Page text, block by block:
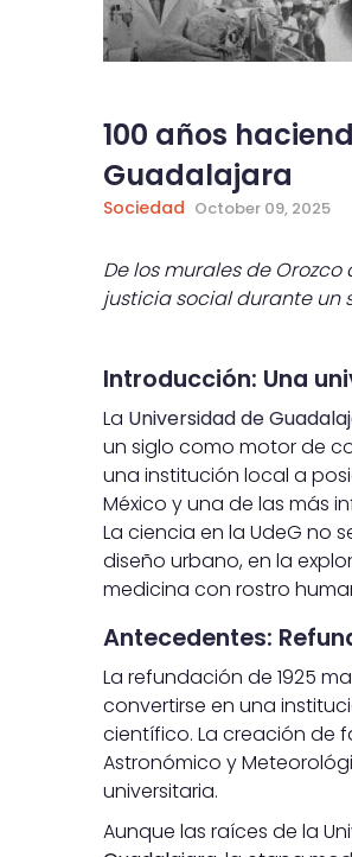
100 años
Guadalajara
Sociedad October 09, 2025
De los murales de
justicia social durante un
Introducción: Una
La Universidad de
un siglo como motor de
una institución local a
México y una de las más
La ciencia en la UdeG no
diseño urbano, en la
medicina con rostro
Antecedentes:
La refundación de 1925
convertirse en una
científico. La creación de
Astronómico y
universitaria.
Aunque las raíces de la